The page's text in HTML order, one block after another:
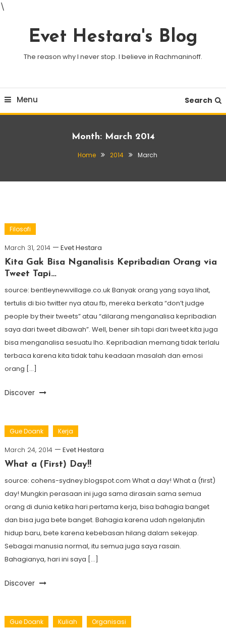
\
Evet Hestara's Blog
The reason why I never stop. I believe in Rachmaninoff.
Menu Search
Month: March 2014
Home 2014 March
Filosofi
March 31, 2014
Evet Hestara
Kita Gak Bisa Nganalisis Kepribadian Orang via
Tweet Tapi…
source: bentleynewvillage.co.uk Banyak orang yang saya lihat,
tertulis di bio twitter nya atau fb, mereka berkata “don’t judge
people by their tweets” atau “dilarang menganalisa kepribadian
saya dari tweet dibawah”. Well, bener sih tapi dari tweet kita juga
bisa menganalisa sesuatu lho. Kepribadian memang tidak terlalu
terbaca karena kita tidak tahu keadaan masalah dan emosi
orang […]
Discover
Gue Doank Kerja
March 24, 2014
Evet Hestara
What a (First) Day!!
source: cohens-sydney.blogspot.com What a day! What a (first)
day! Mungkin perasaan ini juga sama dirasain sama semua
orang di dunia ketika hari pertama kerja, bisa bahagia banget
dan bisa juga bete banget. Bahagia karena udah ngelanjutin
hidup baru, bete karena kebebasan hilang dalam sekejap.
Sebagai manusia normal, itu semua juga saya rasain.
Bahagianya, hari ini saya […]
Discover
Gue Doank Kuliah Organisasi